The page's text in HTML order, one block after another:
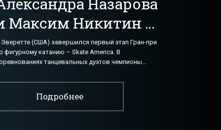
Максим Никитин –
среди
на – Skate
- «Фигурное
катание»
(США) завершился первый этап Гран-при
фигурному катанию – Skate America. В
танцевальных дуэтов чемпионы
8-е
Подробнее